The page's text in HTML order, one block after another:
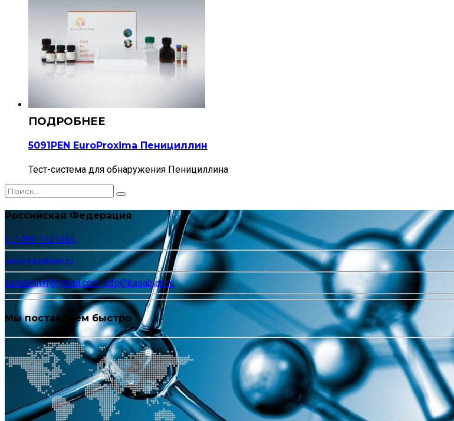
5091PEN EuroProxima Пенициллин
Тест-система для обнаружения Пенициллина
Российская Федерация
+ 7 499 1131665
www.kasabian.ru
kasabian.rf@gmail.com, info@kasabian.ru
Мы поставляем быстро